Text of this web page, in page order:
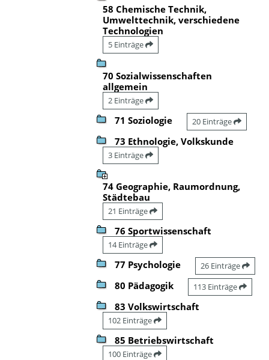
58 Chemische Technik,
Umwelttechnik, verschiedene
Technologien
5 Einträge
70 Sozialwissenschaften
allgemein
2 Einträge
71 Soziologie 20 Einträge
73 Ethnologie, Volkskunde
3 Einträge
74 Geographie, Raumordnung,
Städtebau
21 Einträge
76 Sportwissenschaft
14 Einträge
77 Psychologie 26 Einträge
80 Pädagogik 113 Einträge
83 Volkswirtschaft
102 Einträge
85 Betriebswirtschaft
100 Einträge